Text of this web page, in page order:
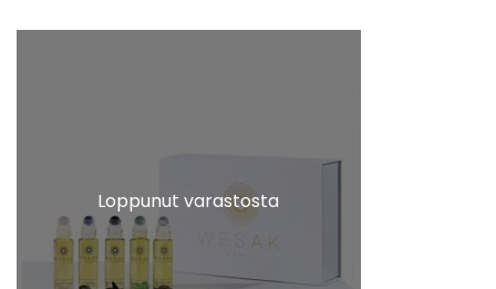
Loppunut varastosta